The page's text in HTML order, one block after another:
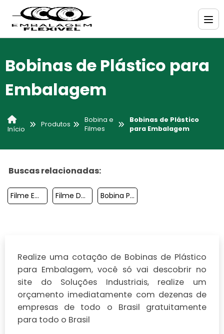
Bobinas de Plástico para
Embalagem
Início
Produtos
Bobina e
Filmes
Bobinas de Plástico
para Embalagem
Buscas relacionadas:
Filme Embalagem Filme De Embalagem Bobina Para Embalagem
Realize uma cotação de Bobinas de Plástico
para Embalagem, você só vai descobrir no
site do Soluções Industriais, realize um
orçamento imediatamente com dezenas de
empresas de todo o Brasil gratuitamente
para todo o Brasil